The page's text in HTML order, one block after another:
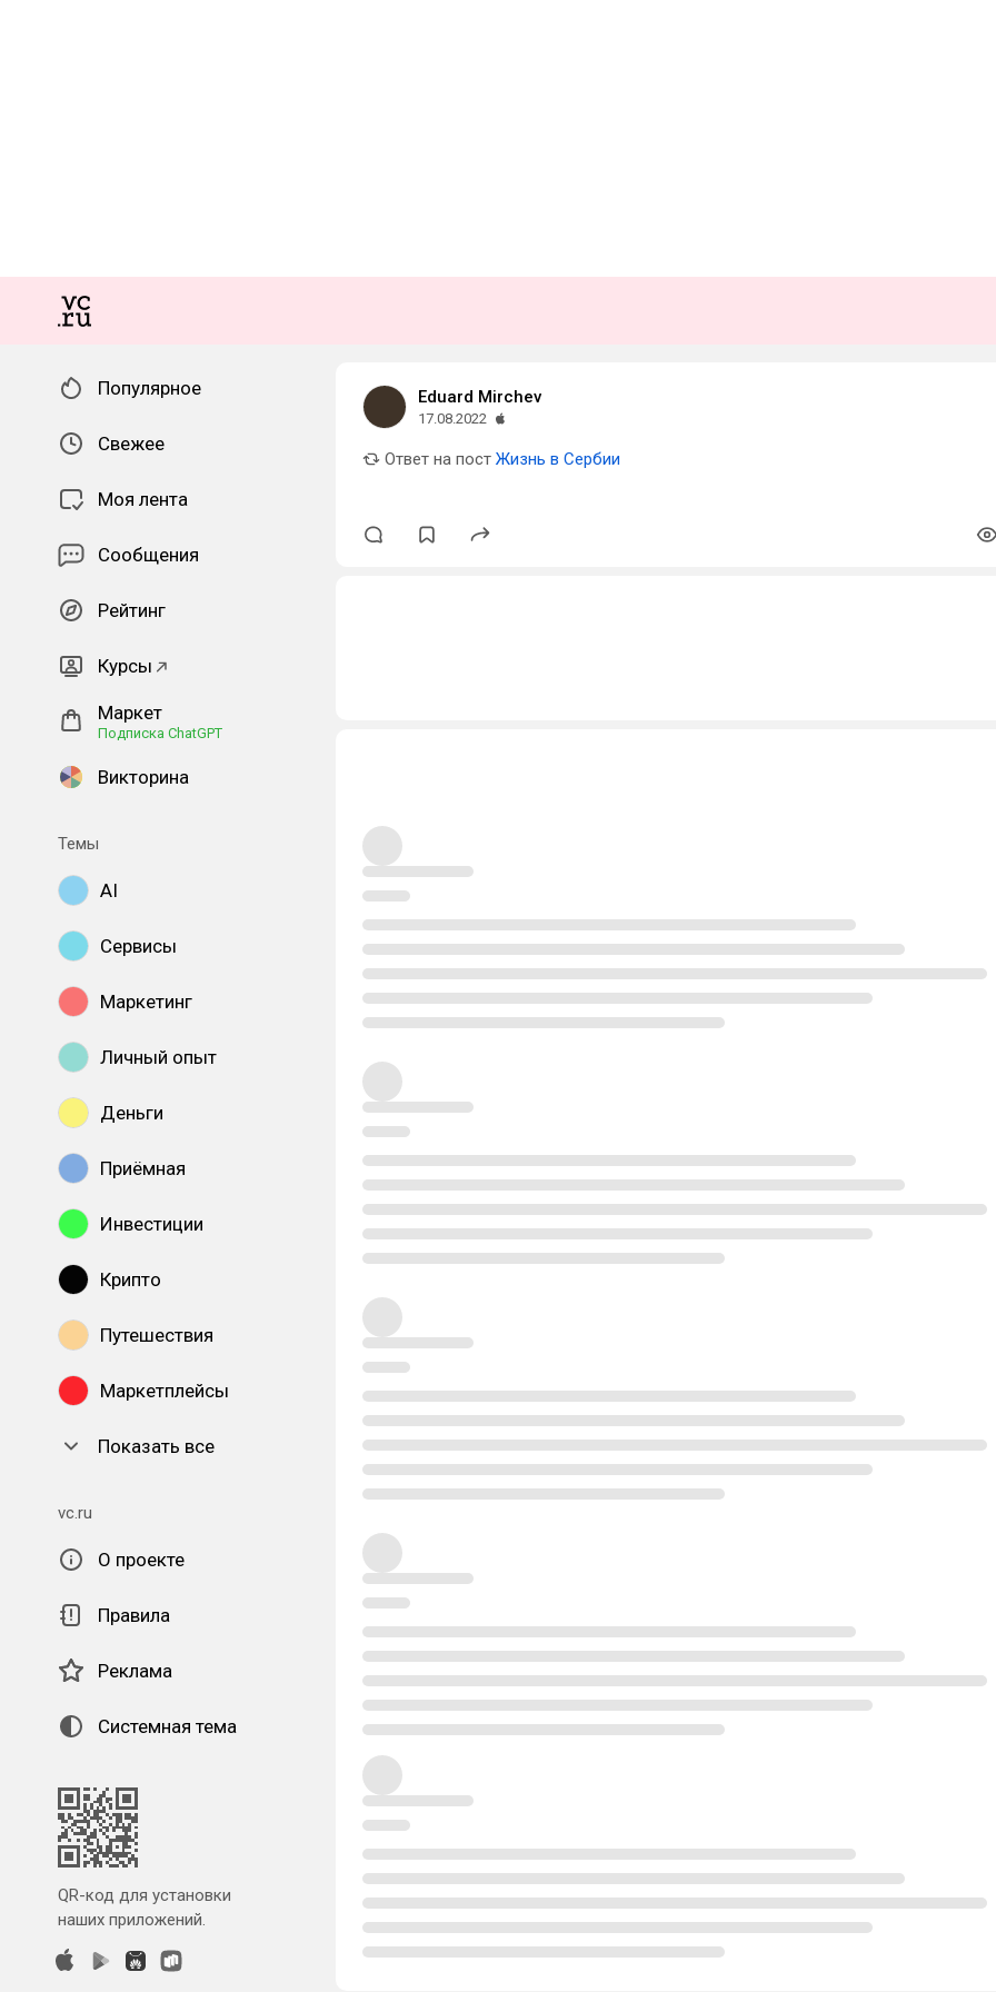
Популярное
Свежее
Моя лента
Сообщения
Рейтинг
Курсы
Маркет
Подписка ChatGPT
Викторина
Темы
AI
Сервисы
Маркетинг
Личный опыт
Деньги
Приёмная
Инвестиции
Крипто
Путешествия
Маркетплейсы
Показать все
vc.ru
О проекте
Правила
Реклама
Системная тема
QR-код для установки
наших приложений.
Eduard Mirchev
17.08.2022
Ответ на пост Жизнь в Сербии